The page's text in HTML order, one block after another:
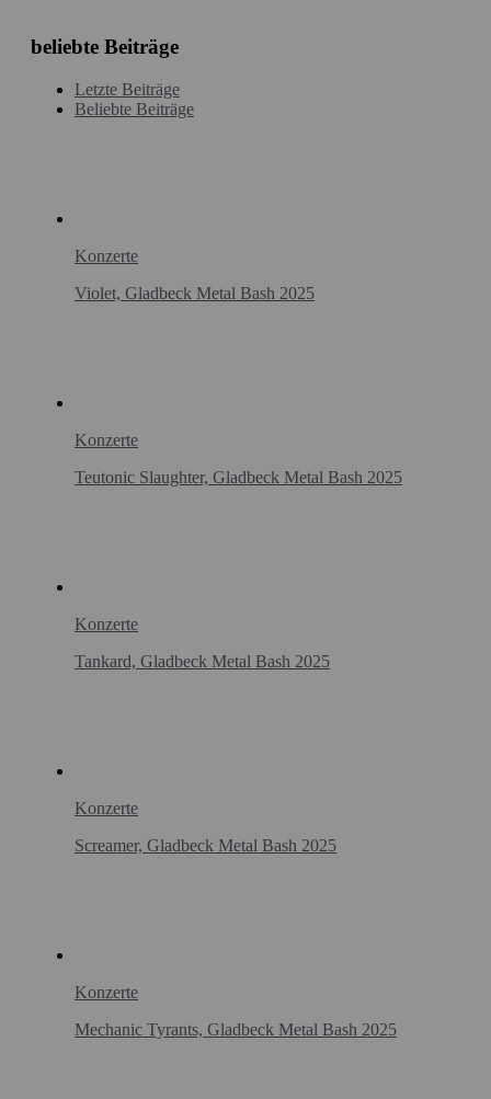
beliebte Beiträge
Letzte Beiträge
Beliebte Beiträge
Konzerte
Violet, Gladbeck Metal Bash 2025
Konzerte
Teutonic Slaughter, Gladbeck Metal Bash 2025
Konzerte
Tankard, Gladbeck Metal Bash 2025
Konzerte
Screamer, Gladbeck Metal Bash 2025
Konzerte
Mechanic Tyrants, Gladbeck Metal Bash 2025